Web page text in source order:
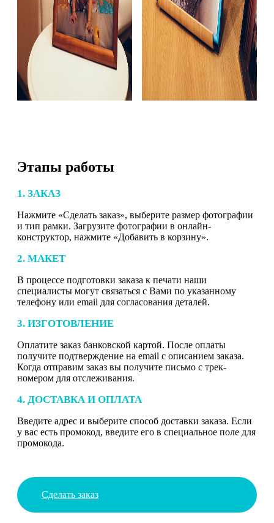
Этапы работы
1. ЗАКАЗ
Нажмите «Сделать заказ», выберите размер фотографии
и тип рамки. Загрузите фотографии в онлайн-
конструктор, нажмите «Добавить в корзину».
2. МАКЕТ
В процессе подготовки заказа к печати наши
специалисты могут связаться с Вами по указанному
телефону или email для согласования деталей.
3. ИЗГОТОВЛЕНИЕ
Оплатите заказ банковской картой. После оплаты
получите подтверждение на email с описанием заказа.
Когда отправим заказ вы получите письмо с трек-
номером для отслеживания.
4. ДОСТАВКА И ОПЛАТА
Введите адрес и выберите способ доставки заказа. Если
у вас есть промокод, введите его в специальное поле для
промокода.
Сделать заказ